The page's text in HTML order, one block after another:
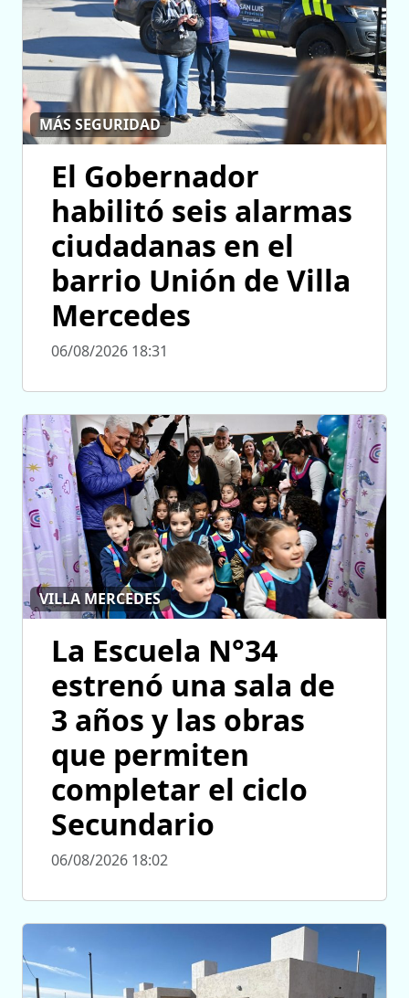
MÁS SEGURIDAD
El Gobernador
habilitó seis alarmas
ciudadanas en el
barrio Unión de Villa
Mercedes
06/08/2026 18:31
VILLA MERCEDES
La Escuela N°34
estrenó una sala de
3 años y las obras
que permiten
completar el ciclo
Secundario
06/08/2026 18:02